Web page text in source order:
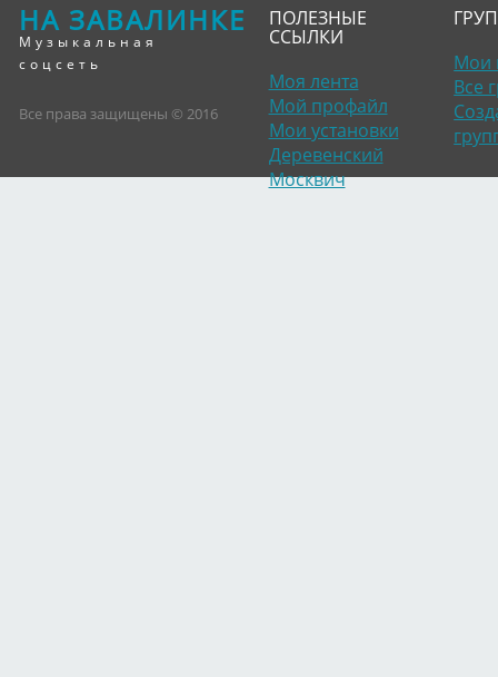
НА ЗАВАЛИНКЕ
Музыкальная
соцсеть
Все права защищены © 2016
ПОЛЕЗНЫЕ
ССЫЛКИ
Моя лента
Мой профайл
Мои установки
Деревенский
Москвич
Мои
Все